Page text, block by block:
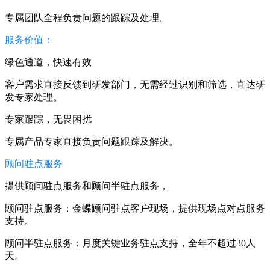
专属团队全程负责问题的跟踪及处理。
服务价值：
绿色通道，快速有效
客户需求直接反馈到研发部门，无需经过识别和筛选，直达研
发专家处理。
专家跟踪，无畏困扰
专属产品专家直接负责问题跟踪及解决。
顾问驻点服务
提供顾问驻点服务和顾问半驻点服务，
顾问驻点服务：金蝶顾问驻点客户现场，提供现场点对点服务
支持。
顾问半驻点服务：月度关键业务驻点支持，全年不超过30人
天。